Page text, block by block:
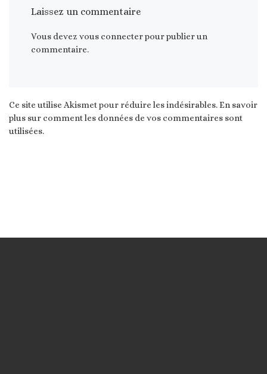
Laissez un commentaire
Vous devez vous connecterpour publier un
commentaire.
Ce site utilise Akismet pour réduire les indésirables.En savoir
plus sur comment les données de vos commentaires sont
utilisées.